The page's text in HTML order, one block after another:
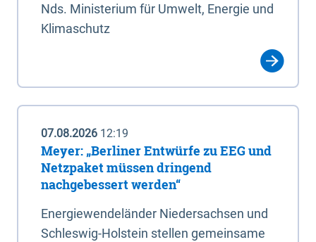
Nds. Ministerium für Umwelt, Energie und
Klimaschutz
07.08.2026 12:19
Meyer: „Berliner Entwürfe zu EEG und
Netzpaket müssen dringend
nachgebessert werden“
Energiewendeländer Niedersachsen und
Schleswig-Holstein stellen gemeinsame